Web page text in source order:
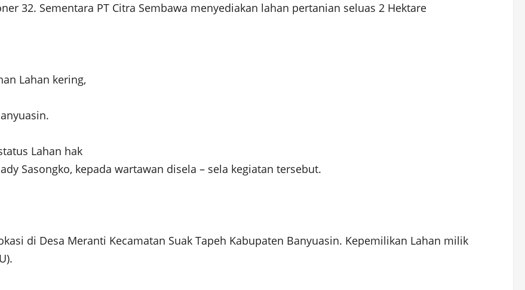
32. Sementara PT Citra Sembawa menyediakan lahan pertanian seluas 2 Hektare
Lahan kering,
Lahan hak
Sasongko, kepada wartawan disela – sela kegiatan tersebut.
di Desa Meranti Kecamatan Suak Tapeh Kabupaten Banyuasin. Kepemilikan Lahan milik